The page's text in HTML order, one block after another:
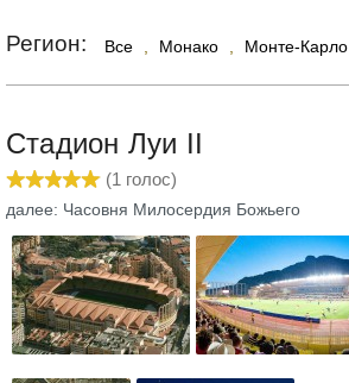
Регион: Все Монако Монте-Карло
Стадион Луи II
(1 голос)
далее: Часовня Милосердия Божьего